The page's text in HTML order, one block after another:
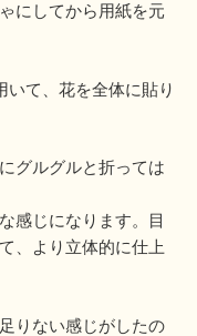
にしてから用紙を元
いて、花を全体に貼り
グルグルと折っては
感じになります。目
、より立体的に仕上
りない感じがしたの